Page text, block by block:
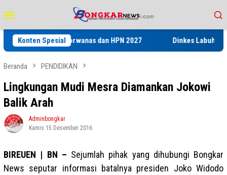
ke
kontenMobile
Konten Spesial
Porwanas dan HPN 2027 Dinkes Labuhanbatu Gelar
Beranda PENDIDIKAN
Lingkungan Mudi Mesra Diamankan Jokowi
Balik Arah
Adminbongkar
Kamis 15 Desember 2016
BIREUEN | BN – Sejumlah pihak yang dihubungi Bongkar
News seputar informasi batalnya presiden Joko Widodo